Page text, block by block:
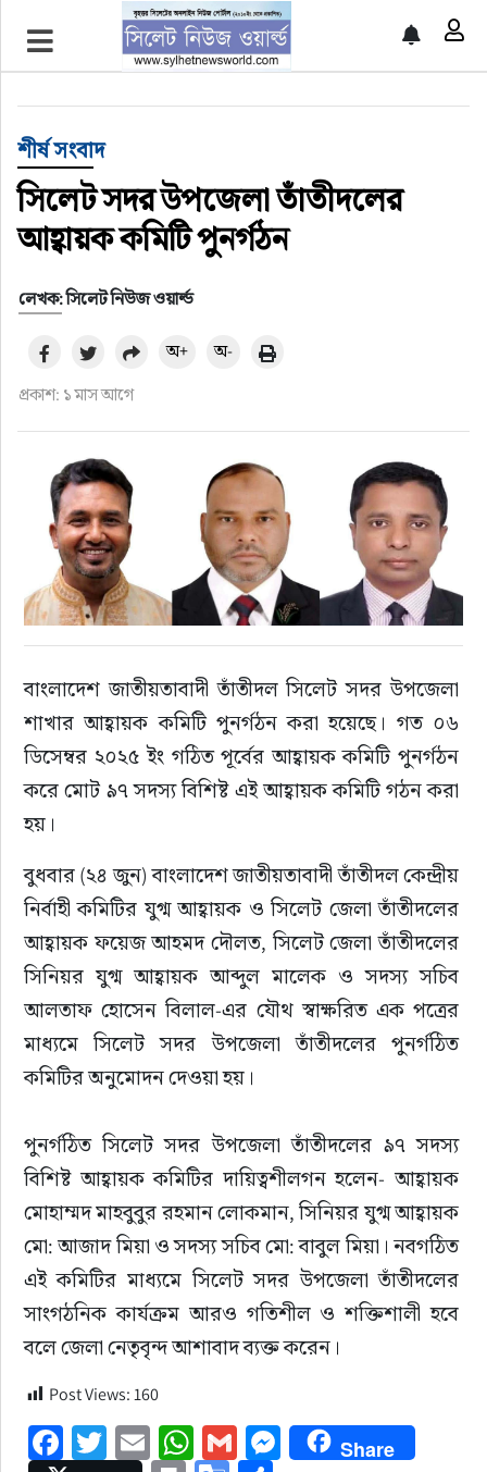
প্রচ্ছদ
সিলেট সংবাদ
জাতীয়
আন্তর্জাতিক
গণমাধ্যম
সারাদেশ
রাজনীতি
এক্সক্লুসিভ
তথ্য ও প্রযুক্তি
প্রেস বিজ্ঞপ্তি
ফিচার
খেলাধুলা
বিনোদন
সাক্ষাৎকার
সাহিত্য
শীর্ষ সংবাদ
সিলেট সদর উপজেলা তাঁতীদলের
আহ্বায়ক কমিটি পুনর্গঠন
লেখক: সিলেট নিউজ ওয়ার্ল্ড
প্রকাশ: ১ মাস আগে
অ+ অ-
বাংলাদেশ জাতীয়তাবাদী তাঁতীদল সিলেট সদর উপজেলা
শাখার আহ্বায়ক কমিটি পুনর্গঠন করা হয়েছে। গত ০৬
ডিসেম্বর ২০২৫ ইং গঠিত পূর্বের আহ্বায়ক কমিটি পুনর্গঠন
করে মোট ৯৭ সদস্য বিশিষ্ট এই আহ্বায়ক কমিটি গঠন করা
হয়।
বুধবার (২৪ জুন) বাংলাদেশ জাতীয়তাবাদী তাঁতীদল কেন্দ্রীয়
নির্বাহী কমিটির যুগ্ম আহ্বায়ক ও সিলেট জেলা তাঁতীদলের
আহ্বায়ক ফয়েজ আহমদ দৌলত, সিলেট জেলা তাঁতীদলের
সিনিয়র যুগ্ম আহ্বায়ক আব্দুল মালেক ও সদস্য সচিব
আলতাফ হোসেন বিলাল-এর যৌথ স্বাক্ষরিত এক পত্রের
মাধ্যমে সিলেট সদর উপজেলা তাঁতীদলের পুনর্গঠিত
কমিটির অনুমোদন দেওয়া হয়।
পুনর্গঠিত সিলেট সদর উপজেলা তাঁতীদলের ৯৭ সদস্য
বিশিষ্ট আহ্বায়ক কমিটির দায়িত্বশীলগন হলেন- আহ্বায়ক
মোহাম্মদ মাহবুবুর রহমান লোকমান, সিনিয়র যুগ্ম আহ্বায়ক
মো: আজাদ মিয়া ও সদস্য সচিব মো: বাবুল মিয়া। নবগঠিত
এই কমিটির মাধ্যমে সিলেট সদর উপজেলা তাঁতীদলের
সাংগঠনিক কার্যক্রম আরও গতিশীল ও শক্তিশালী হবে
বলে জেলা নেতৃবৃন্দ আশাবাদ ব্যক্ত করেন।
Post Views:160
Facebook
Twitter
EmailWhatsApp
GmailMessenger
Share